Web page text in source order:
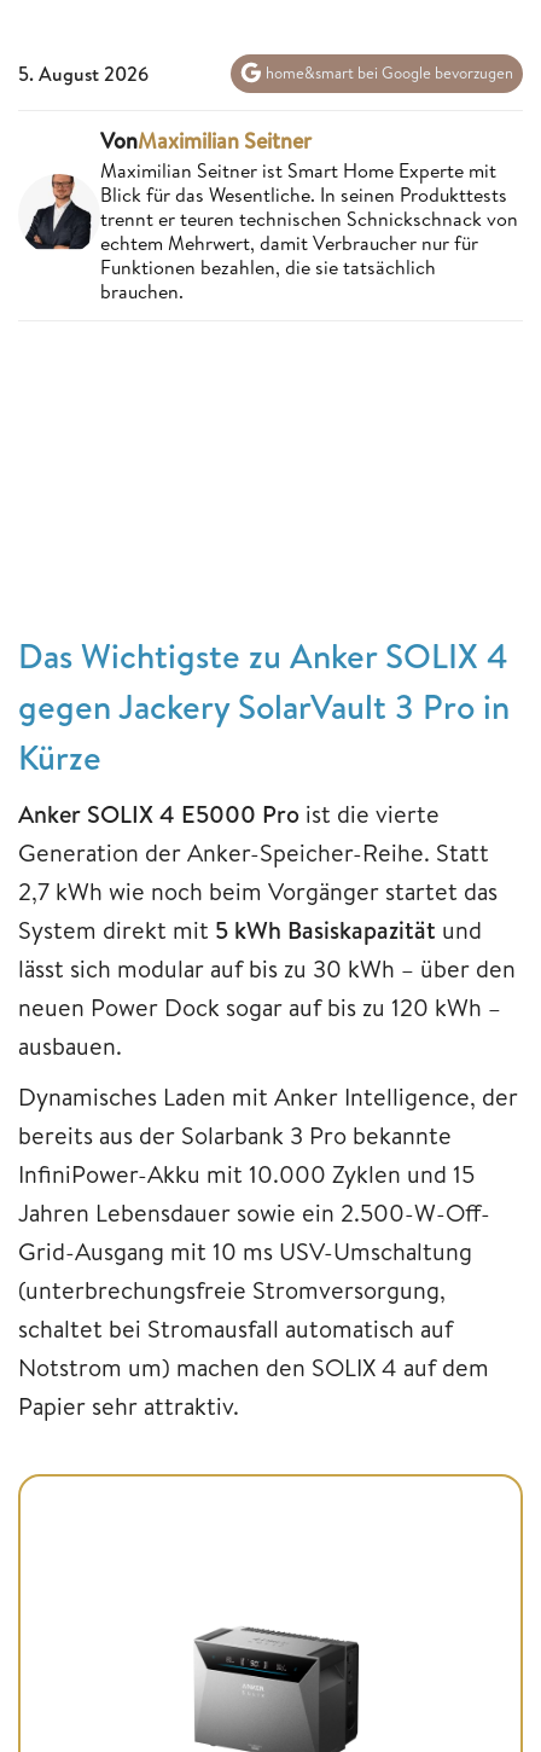
5. August 2026 home&smart bei Google bevorzugen
VonMaximilian Seitner
Maximilian Seitner ist Smart Home Experte mit
Blick für das Wesentliche. In seinen Produkttests
trennt er teuren technischen Schnickschnack von
echtem Mehrwert, damit Verbraucher nur für
Funktionen bezahlen, die sie tatsächlich
brauchen.
Das Wichtigste zu Anker SOLIX 4
gegen Jackery SolarVault 3 Pro in
Kürze
Anker SOLIX 4 E5000 Pro ist die vierte
Generation der Anker-Speicher-Reihe. Statt
2,7 kWh wie noch beim Vorgänger startet das
System direkt mit 5 kWh Basiskapazität und
lässt sich modular auf bis zu 30 kWh – über den
neuen Power Dock sogar auf bis zu 120 kWh –
ausbauen.
Dynamisches Laden mit Anker Intelligence, der
bereits aus der Solarbank 3 Pro bekannte
InfiniPower-Akku mit 10.000 Zyklen und 15
Jahren Lebensdauer sowie ein 2.500-W-Off-
Grid-Ausgang mit 10 ms USV-Umschaltung
(unterbrechungsfreie Stromversorgung,
schaltet bei Stromausfall automatisch auf
Notstrom um) machen den SOLIX 4 auf dem
Papier sehr attraktiv.